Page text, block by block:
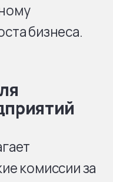
бизнеса.
комиссии за